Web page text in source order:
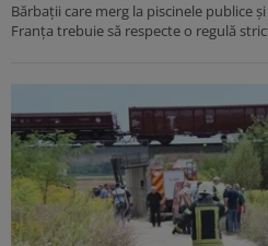
Bărbații care merg la piscinele publice
Franța trebuie să respecte o regulă